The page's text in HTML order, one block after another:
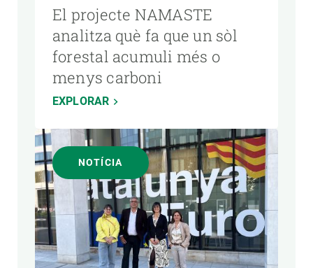
El projecte NAMASTE
analitza què fa que un sòl
forestal acumuli més o
menys carboni
EXPLORAR
NOTÍCIA